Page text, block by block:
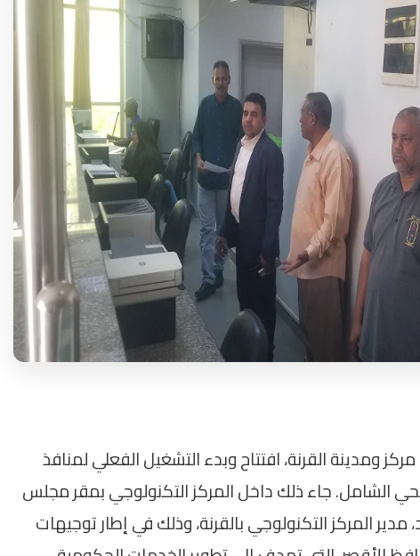
ومدينة القرنة، افتتاح وبدء التشغيل الفعلي لمنافذ
الشامل. جاء ذلك داخل المركز التكنولوجي بمقر مجلس
مدير المركز التكنولوجي بالقرنة، وذلك في إطار توجيهات